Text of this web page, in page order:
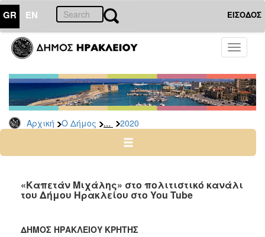
GR EN ΕΙΣΟΔΟΣ
Toggle
Αρχική Ο Δήμος ... 2020
ΔΗΜΟΣ
Δελτία
Τύπου
Αρχείο
2026
2024
2022
2020
«Καπετάν Μιχάλης» στο πολιτιστικό κανάλι
του Δήμου Ηρακλείου στο You Tube
ΔΗΜΟΣ ΗΡΑΚΛΕΙΟΥ ΚΡΗΤΗΣ